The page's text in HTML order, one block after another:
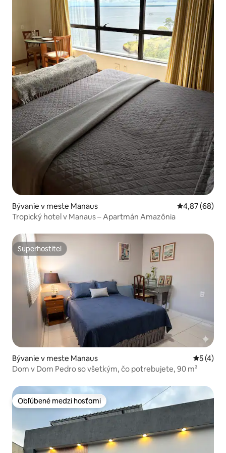
Bývanie v meste Manaus Priemerné
4,87 (68)
Tropický hotel v Manaus – Apartmán Amazônia
Superhostiteľ
Superhostiteľ
Bývanie v meste Manaus
5 (4)
Dom v Dom Pedro so všetkým, čo potrebujete, 90 m²
Obľúbené medzi hosťami
Obľúbené medzi hosťami